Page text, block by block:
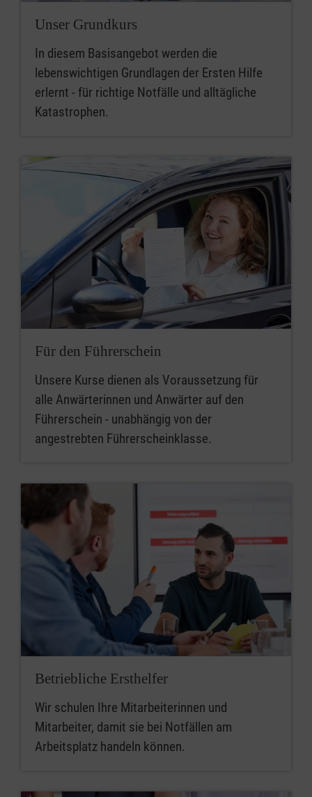
Unser Grundkurs
In diesem Basisangebot werden die
lebenswichtigen Grundlagen der Ersten Hilfe
erlernt - für richtige Notfälle und alltägliche
Katastrophen.
Für den Führerschein
Unsere Kurse dienen als Voraussetzung für
alle Anwärterinnen und Anwärter auf den
Führerschein - unabhängig von der
angestrebten Führerscheinklasse.
Betriebliche Ersthelfer
Wir schulen Ihre Mitarbeiterinnen und
Mitarbeiter, damit sie bei Notfällen am
Arbeitsplatz handeln können.